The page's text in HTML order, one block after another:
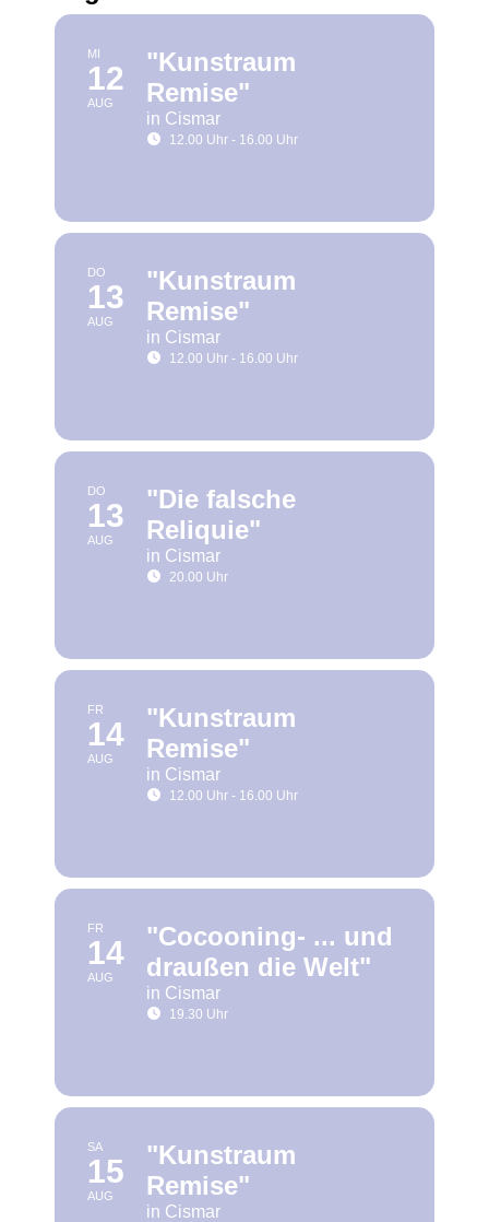
Lebensweg Süsel
MI
12
AUG
"Kunstraum
Remise"
in Cismar
12.00 Uhr - 16.00 Uhr
DO
13
AUG
"Kunstraum
Remise"
in Cismar
12.00 Uhr - 16.00 Uhr
DO
13
AUG
"Die falsche
Reliquie"
in Cismar
20.00 Uhr
FR
14
AUG
"Kunstraum
Remise"
in Cismar
12.00 Uhr - 16.00 Uhr
FR
14
AUG
"Cocooning- ... und
draußen die Welt"
in Cismar
19.30 Uhr
SA
15
AUG
"Kunstraum
Remise"
in Cismar